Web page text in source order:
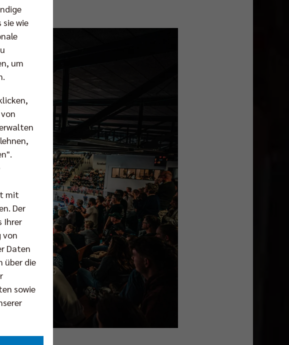
wie
um
mit
Der
Ihrer
von
Daten
über die
sowie